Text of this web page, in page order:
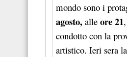
mondo sono i
agosto,alle ore 21
condotto con la
artistico. Ieri sera